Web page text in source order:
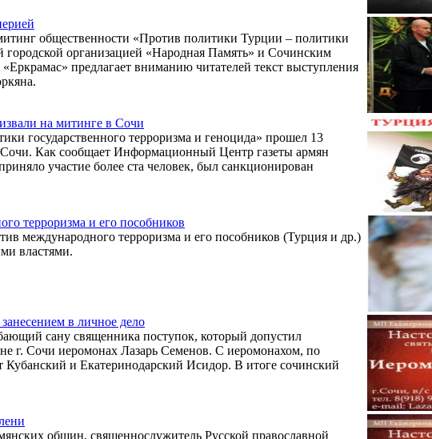
общественности «Против политики Турции – политики
городской организацией «Народная Память» и Сочинским
предлагает вниманию читателей текст выступления
на митинге в Сочи
государственного терроризма и геноцида» прошел 13
Сочи. Как сообщает Информационный Центр газеты армян
участие более ста человек, был санкционирован
терроризма и его пособников
международного терроризма и его пособников (Турция и др.)
властями.
в личное дело
сану священника поступок, который допустил
г. Сочи иеромонах Лазарь Семенов. С иеромонахом, по
и Екатеринодарский Исидор. В итоге сочинский
общин, священнослужитель Русской православной